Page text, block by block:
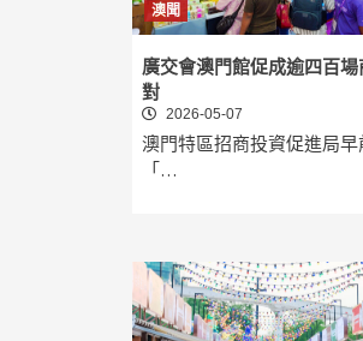
澳聞
廣交會澳門館促成逾四百場
對
2026-05-07
澳門特區招商投資促進局早
「…